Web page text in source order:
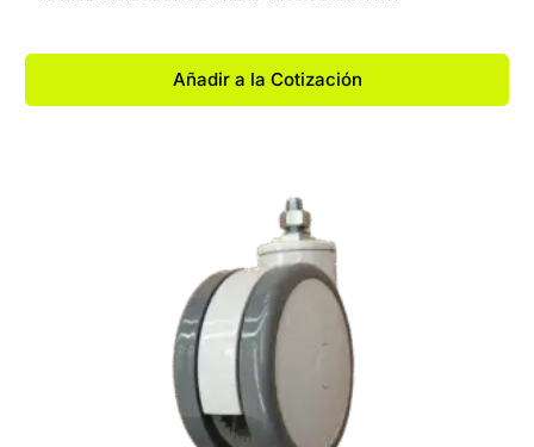
Añadir a la Cotización